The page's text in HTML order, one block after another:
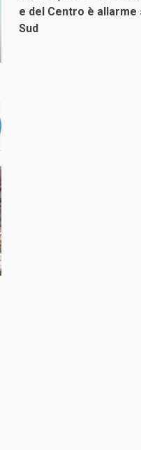
e del Centro è
Sud